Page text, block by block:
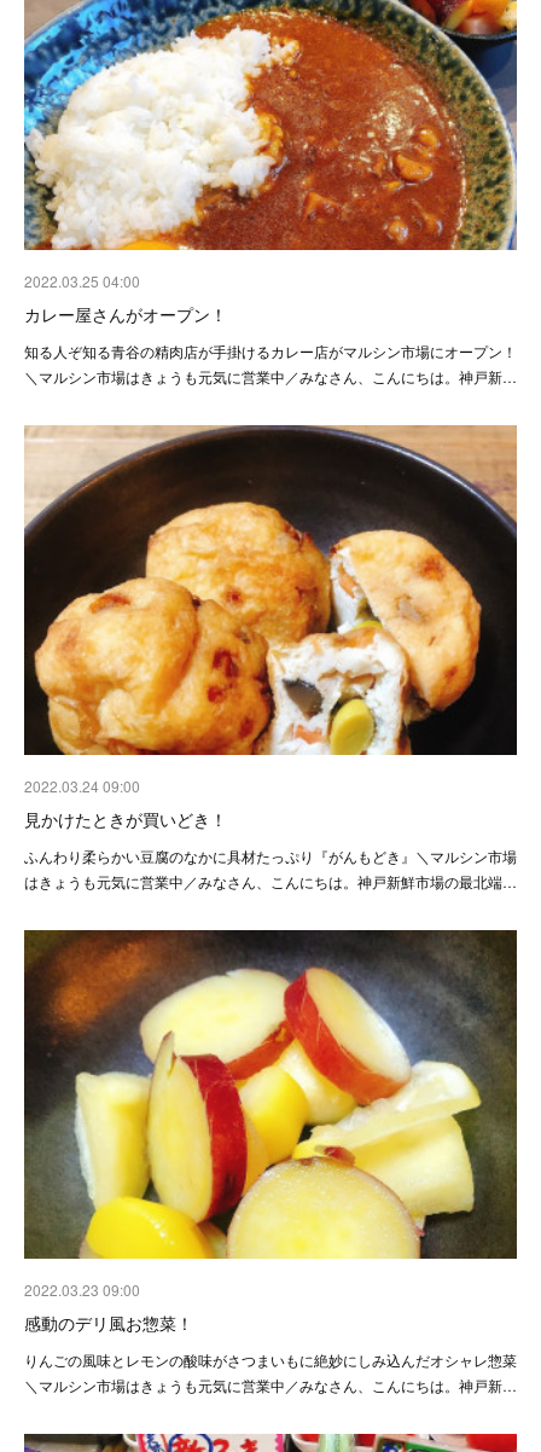
2022.03.25 04:00
カレー屋さんがオープン！
知る人ぞ知る青谷の精肉店が手掛けるカレー店がマルシン市場にオープン！
＼マルシン市場はきょうも元気に営業中／みなさん、こんにちは。神戸新…
2022.03.24 09:00
見かけたときが買いどき！
ふんわり柔らかい豆腐のなかに具材たっぷり『がんもどき』＼マルシン市場
はきょうも元気に営業中／みなさん、こんにちは。神戸新鮮市場の最北端…
2022.03.23 09:00
感動のデリ風お惣菜！
りんごの風味とレモンの酸味がさつまいもに絶妙にしみ込んだオシャレ惣菜
＼マルシン市場はきょうも元気に営業中／みなさん、こんにちは。神戸新…